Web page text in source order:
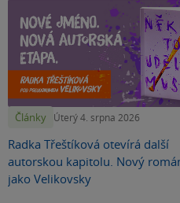
Články Úterý 4. srpna 2026
Radka Třeštíková otevírá další
autorskou kapitolu. Nový
jako Velikovsky